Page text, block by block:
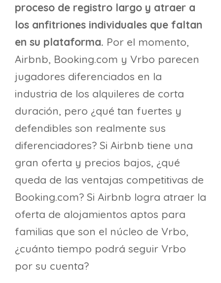
proceso de registro largo y atraer a
los anfitriones individuales que faltan
en su plataforma. Por el momento,
Airbnb, Booking.com y Vrbo parecen
jugadores diferenciados en la
industria de los alquileres de corta
duración, pero ¿qué tan fuertes y
defendibles son realmente sus
diferenciadores? Si Airbnb tiene una
gran oferta y precios bajos, ¿qué
queda de las ventajas competitivas de
Booking.com? Si Airbnb logra atraer la
oferta de alojamientos aptos para
familias que son el núcleo de Vrbo,
¿cuánto tiempo podrá seguir Vrbo
por su cuenta?